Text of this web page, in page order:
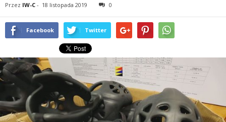
Przez IW-C - 18 listopada 2019 0
Facebook Twitter